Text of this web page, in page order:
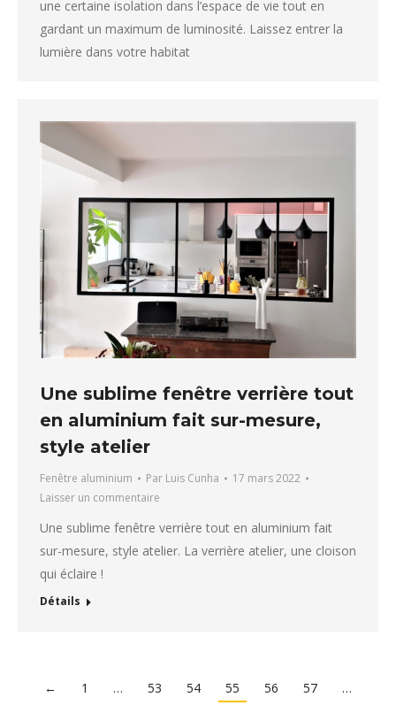
une certaine isolation dans l’espace de vie tout en
gardant un maximum de luminosité. Laissez entrer la
lumière dans votre habitat
Une sublime fenêtre verrière tout
en aluminium fait sur-mesure,
style atelier
Fenêtre aluminium Par Luis Cunha
17 mars 2022
Laisser un commentaire
Une sublime fenêtre verrière tout en aluminium fait
sur-mesure, style atelier. La verrière atelier, une cloison
qui éclaire !
Détails
← 1 … 53 54 55 56 57
…